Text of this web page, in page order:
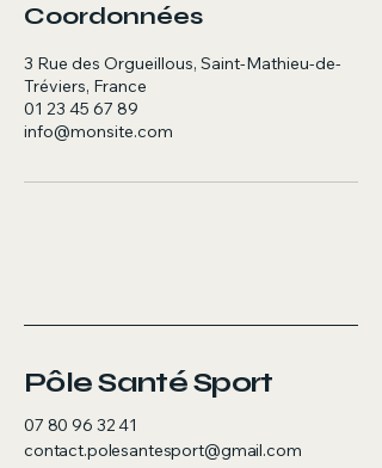
Coordonnées
3 Rue des Orgueillous, Saint-Mathieu-de-
Tréviers, France
01 23 45 67 89
info@monsite.com
Pôle Santé Sport
07 80 96 32 41
contact.polesantesport@gmail.com